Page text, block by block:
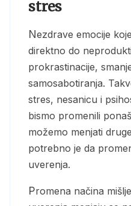
stres
Nezdrave emocije koje smo pominjali, dovode
direktno do
prokrastinacije,
samosabotiranja.
stres, nesanicu i
bismo promenili
možemo menjati
potrebno je da
uverenja.
Promena načina mišljenja i iracionalna